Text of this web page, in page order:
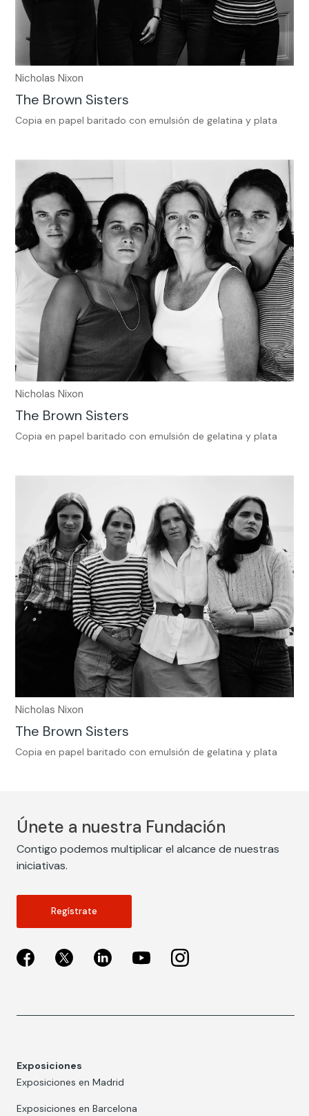
Nicholas Nixon
The Brown Sisters
Copia en papel baritado con emulsión de gelatina y plata
Nicholas Nixon
The Brown Sisters
Copia en papel baritado con emulsión de gelatina y plata
Nicholas Nixon
The Brown Sisters
Copia en papel baritado con emulsión de gelatina y plata
Únete a nuestra Fundación
Contigo podemos multiplicar el alcance de nuestras
iniciativas.
Regístrate
Exposiciones
Exposiciones en Madrid
Exposiciones en Barcelona